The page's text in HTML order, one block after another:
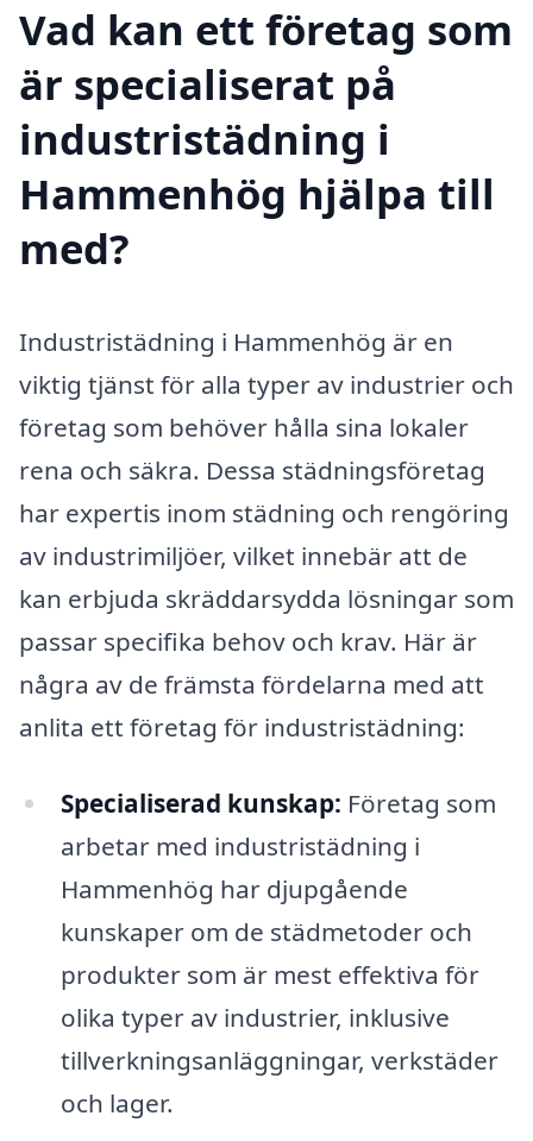
Vad kan ett företag som
är specialiserat på
industristädning i
Hammenhög hjälpa till
med?
Industristädning i Hammenhög är en
viktig tjänst för alla typer av industrier och
företag som behöver hålla sina lokaler
rena och säkra. Dessa städningsföretag
har expertis inom städning och rengöring
av industrimiljöer, vilket innebär att de
kan erbjuda skräddarsydda lösningar som
passar specifika behov och krav. Här är
några av de främsta fördelarna med att
anlita ett företag för industristädning:
Specialiserad kunskap: Företag som
arbetar med industristädning i
Hammenhög har djupgående
kunskaper om de städmetoder och
produkter som är mest effektiva för
olika typer av industrier, inklusive
tillverkningsanläggningar, verkstäder
och lager.